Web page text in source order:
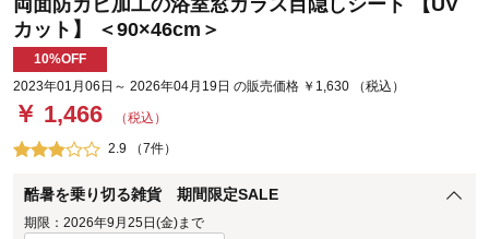
両面防カビ加工の浴室窓ガラス目隠しシート 【UV
カット】 ＜90×46cm＞
10%OFF
2023年01月06日～ 2026年04月19日 の販売価格 ￥1,630 （税込）
￥ 1,466 （税込）
2.9 （7件）
酷暑を乗り切る雑貨 期間限定SALE
期限：2026年9月25日(金)まで